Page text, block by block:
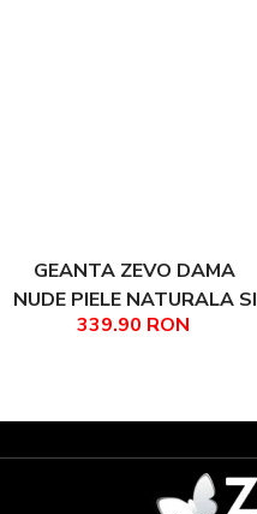
GEANTA ZEVO DAMA
NUDE PIELE NATURALA SI
RAFIE TIP POSTAS
339.90 RON